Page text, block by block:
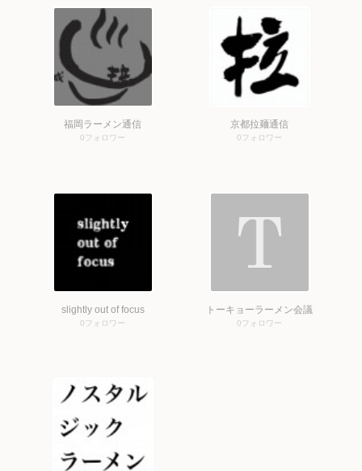
福岡ラーメン通信
0 フォロワー
京都拉麺通信
0 フォロワー
slightly out of focus
0 フォロワー
トーキョーラーメン会議
0 フォロワー